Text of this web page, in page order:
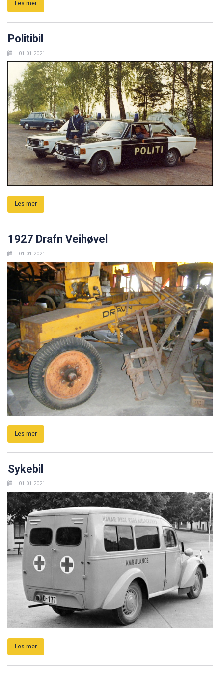
Les mer
Politibil
01.01.2021
Les mer
1927 Drafn Veihøvel
01.01.2021
Les mer
Sykebil
01.01.2021
Les mer